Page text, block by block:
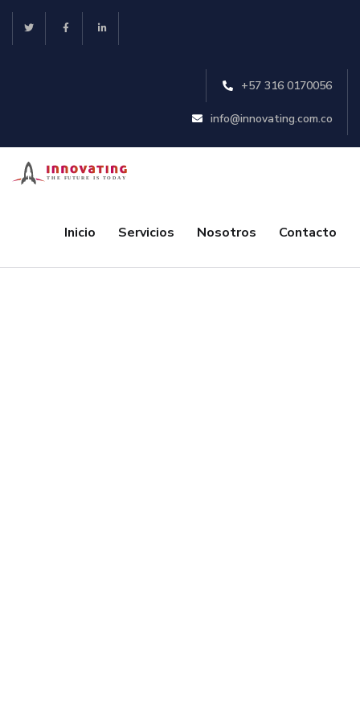
+57 316 0170056
info@innovating.com.co
Inicio Servicios Nosotros Contacto